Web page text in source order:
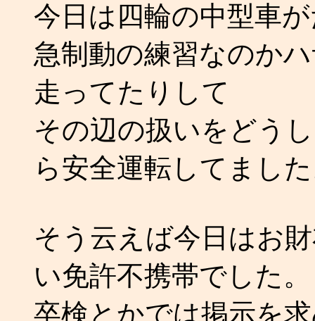
今日は四輪の中型車
急制動の練習なのか
走ってたりして
その辺の扱いをどう
ら安全運転してまし
そう云えば今日はお
い免許不携帯でした
卒検とかでは掲示を